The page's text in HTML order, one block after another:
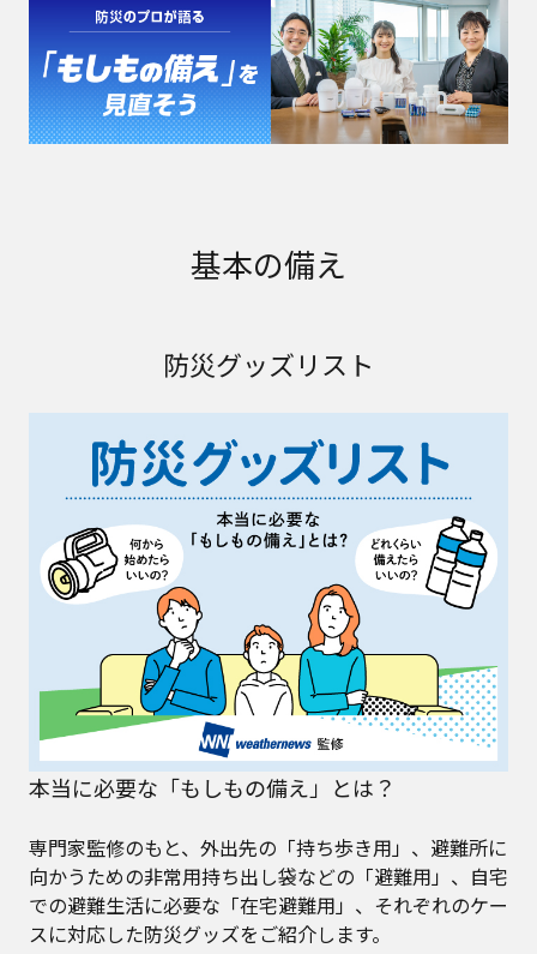
基本の備え
防災グッズリスト
本当に必要な「もしもの備え」とは？
専門家監修のもと、外出先の「持ち歩き用」、避難所に
向かうための非常用持ち出し袋などの「避難用」、自宅
での避難生活に必要な「在宅避難用」、それぞれのケー
スに対応した防災グッズをご紹介します。